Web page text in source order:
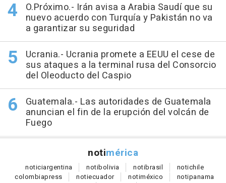
O.Próximo.- Irán avisa a Arabia Saudí que su
nuevo acuerdo con Turquía y Pakistán no va
a garantizar su seguridad
Ucrania.- Ucrania promete a EEUU el cese de
sus ataques a la terminal rusa del Consorcio
del Oleoducto del Caspio
Guatemala.- Las autoridades de Guatemala
anuncian el fin de la erupción del volcán de
Fuego
notimérica
noticiargentina notibolivia notibrasil notichile
colombiapress notiecuador notiméxico notipanama